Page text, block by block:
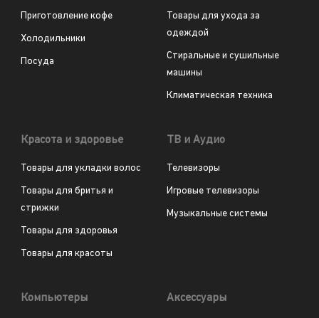
Приготовление кофе
Холодильники
Посуда
Товары для ухода за
одеждой
Стиральные и сушильные
машины
Климатическая техника
Красота и здоровье
Товары для укладки волос
Товары для бритья и
стрижки
Товары для здоровья
Товары для красоты
ТВ и Аудио
Телевизоры
Игровые телевизоры
Музыкальные системы
Компьютеры Аксессуары